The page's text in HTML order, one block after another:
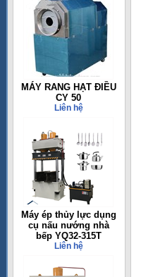
MÁY RANG HẠT ĐIỀU
CY 50
Liên hệ
Máy ép thủy lực dụng
cụ nấu nướng nhà
bếp YQ32-315T
Liên hệ